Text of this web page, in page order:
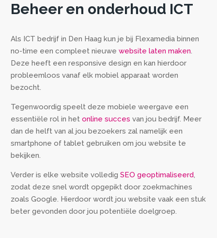
Beheer en onderhoud ICT
Als ICT bedrijf in Den Haag kun je bij Flexamedia binnen
no-time een compleet nieuwewebsite laten maken.
Deze heeft een responsive design en kan hierdoor
probleemloos vanaf elk mobiel apparaat worden
bezocht.
Tegenwoordig speelt deze mobiele weergave een
essentiële rol in hetonline succes van jou bedrijf. Meer
dan de helft van al jou bezoekers zal namelijk een
smartphone of tablet gebruiken om jou website te
bekijken.
Verder is elke website volledigSEO geoptimaliseerd,
zodat deze snel wordt opgepikt door zoekmachines
zoals Google. Hierdoor wordt jou website vaak een stuk
beter gevonden door jou potentiële doelgroep.